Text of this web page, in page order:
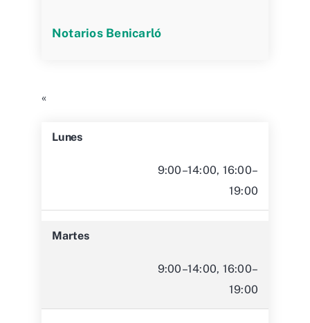
Notarios Benicarló
«
Lunes
9:00–14:00, 16:00–
19:00
Martes
9:00–14:00, 16:00–
19:00